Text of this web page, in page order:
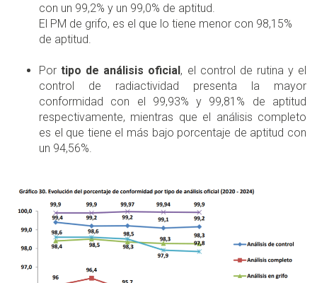
con un 99,2% y un 99,0% de aptitud.
El PM de grifo, es el que lo tiene menor con 98,15%
de aptitud.
Portipo de análisis oficial, el control de rutina y el
control de radiactividad presenta la mayor
conformidad con el 99,93% y 99,81% de aptitud
respectivamente, mientras que el análisis completo
es el que tiene el más bajo porcentaje de aptitud con
un 94,56%.